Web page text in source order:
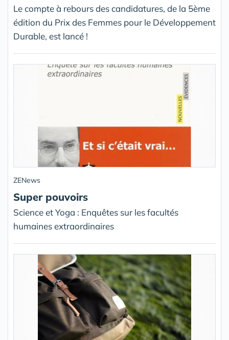
Le compte à rebours des candidatures, de la 5ème
édition du Prix des Femmes pour le Développement
Durable, est lancé !
ZENews
Super pouvoirs
Science et Yoga : Enquêtes sur les facultés
humaines extraordinaires